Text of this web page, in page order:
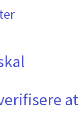
at